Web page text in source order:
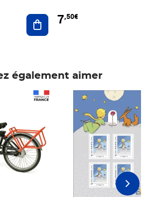
Ajouter au panier
7,50€
également aimer
Prix 7,50€